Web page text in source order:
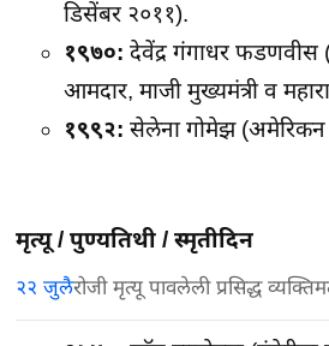
डिसेंबर २०११).
१९७०: देवेंद्र गंगाधर फडणवीस
आमदार, माजी मुख्यमंत्री व
१९९२: सेलेना गोमेझ (अमेरिकन
मृत्यू / पुण्यतिथी / स्मृतीदिन
२२ जुलैरोजी मृत्यू पावलेली प्रसिद्ध